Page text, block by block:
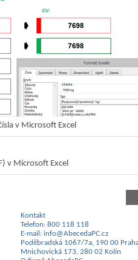
v Microsoft Excel
v Microsoft Excel
Kontakt
Telefon: 800 118 118
E-mail: info@AbecedaPC.cz
Poděbradská 1067/7a, 190 00
Mnichovická 173, 280 02 Kolín